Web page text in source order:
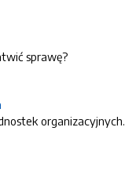
sprawę?
organizacyjnych.